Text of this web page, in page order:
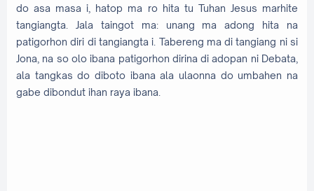
do asa masa i, hatop ma ro hita tu Tuhan Jesus marhite
tangiangta. Jala taingot ma: unang ma adong hita na
patigorhon diri di tangiangta i. Tabereng ma di tangiang ni si
Jona, na so olo ibana patigorhon dirina di adopan ni Debata,
ala tangkas do diboto ibana ala ulaonna do umbahen na
gabe dibondut ihan raya ibana.